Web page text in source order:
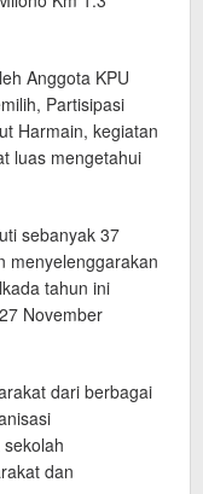
Anggota KPU
Partisipasi
Harmain, kegiatan
luas mengetahui
sebanyak 37
menyelenggarakan
tahun ini
November
dari berbagai
dan